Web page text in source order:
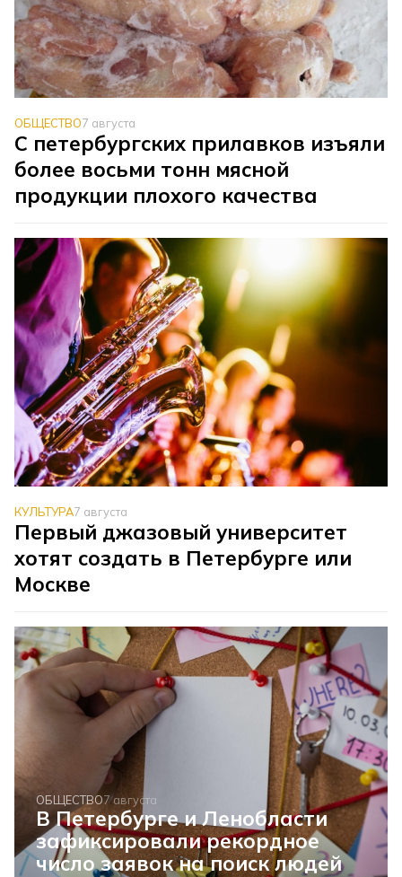
ОБЩЕСТВО7 августа
С петербургских прилавков изъяли
более восьми тонн мясной
продукции плохого качества
КУЛЬТУРА7 августа
Первый джазовый университет
хотят создать в Петербурге или
Москве
ОБЩЕСТВО7 августа
В Петербурге и Ленобласти
зафиксировали рекордное
число заявок на поиск людей